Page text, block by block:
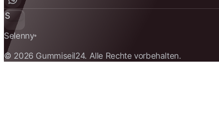
S
Selenny®
© 2026 Gummiseil24. Alle Rechte vorbehalten.